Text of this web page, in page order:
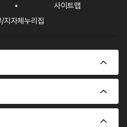
사이트맵
지자체누리집